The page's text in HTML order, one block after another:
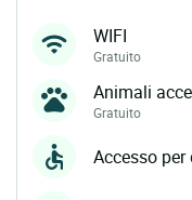
WIFI
Gratuito
Animali
Gratuito
Accesso